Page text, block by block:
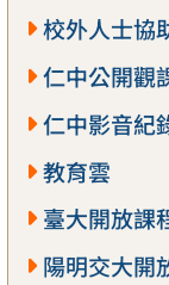
校外人士協
仁中公開觀
仁中影音紀
教育雲
臺大開放課
陽明交大開